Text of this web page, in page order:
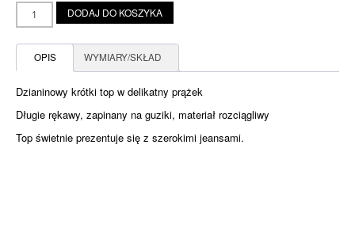
ilość
LaMania
STORY
DODAJ DO KOSZYKA
OPIS WYMIARY/SKŁAD
Dzianinowy krótki top w delikatny prążek
Długie rękawy, zapinany na guziki, materiał rozciągliwy
Top świetnie prezentuje się z szerokimi jeansami.